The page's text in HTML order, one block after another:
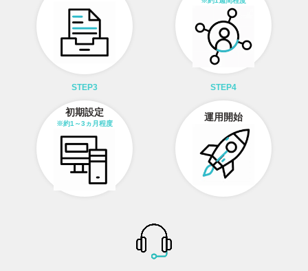
STEP3
初期設定
※約1～3ヵ月程度
STEP4
運用開始